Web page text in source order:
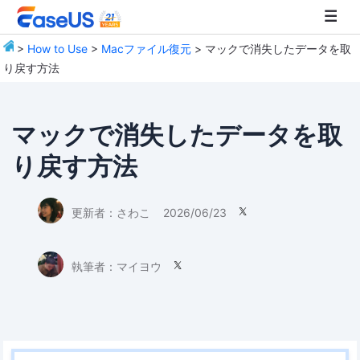
> How to Use > Macファイル復元 > マックで消失したデータを取
り戻す方法
マックで消失したデータを取
り戻す方法
更新者： さわこ 2026/06/23 
執筆者： マイヨウ 